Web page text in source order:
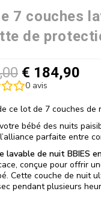
7 couches
de
€ 184,90
0avis
ce lot de 7 couches de
bébé des nuits
parfaite entre
lavable de nuit BBIES
conçue pour offrir
Cette couche de nuit
pendant plusieurs